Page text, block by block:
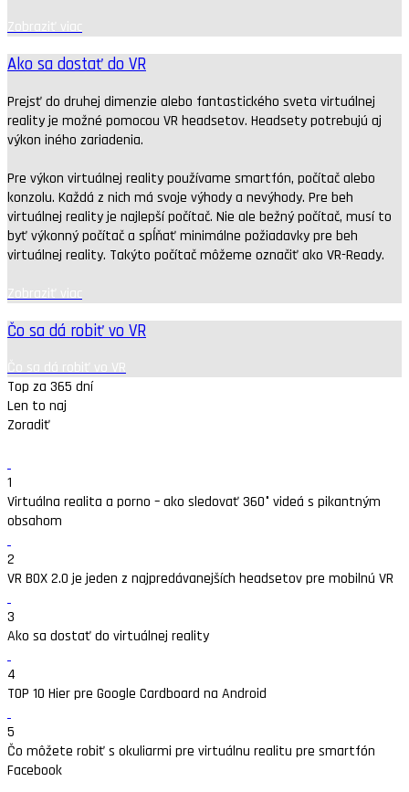
Zobraziť viac
Ako sa dostať do VR
Prejsť do druhej dimenzie alebo fantastického sveta virtuálnej
reality je možné pomocou VR headsetov. Headsety potrebujú aj
výkon iného zariadenia.
Pre výkon virtuálnej reality používame smartfón, počítač alebo
konzolu. Každá z nich má svoje výhody a nevýhody. Pre beh
virtuálnej reality je najlepší počítač. Nie ale bežný počítač, musí to
byť výkonný počítač a spĺňať minimálne požiadavky pre beh
virtuálnej reality. Takýto počítač môžeme označiť ako VR-Ready.
Zobraziť viac
Čo sa dá robiť vo VR
Čo sa dá robiť vo VR
Top za 365 dní
Len to naj
Zoradiť
1
Virtuálna realita a porno – ako sledovať 360° videá s pikantným
obsahom
2
VR BOX 2.0 je jeden z najpredávanejších headsetov pre mobilnú VR
3
Ako sa dostať do virtuálnej reality
4
TOP 10 Hier pre Google Cardboard na Android
5
Čo môžete robiť s okuliarmi pre virtuálnu realitu pre smartfón
Facebook